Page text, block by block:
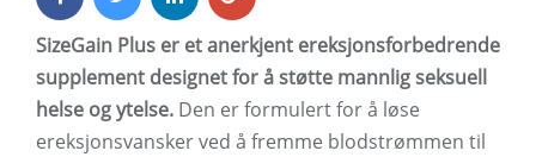
SizeGain Plus er et anerkjent ereksjonsforbedrende
supplement designet for å støtte mannlig seksuell
helse og ytelse. Den er formulert for å løse
ereksjonsvansker ved å fremme blodstrømmen til